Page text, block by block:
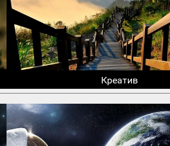
Креатив